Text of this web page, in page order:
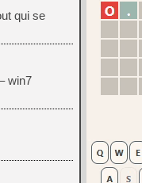
qui se
win7